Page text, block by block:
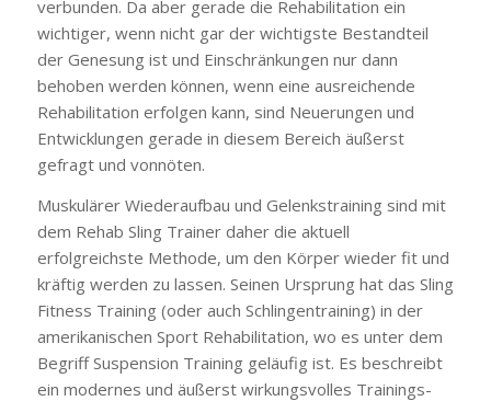
verbunden. Da aber gerade die Rehabilitation ein
wichtiger, wenn nicht gar der wichtigste Bestandteil
der Genesung ist und Einschränkungen nur dann
behoben werden können, wenn eine ausreichende
Rehabilitation erfolgen kann, sind Neuerungen und
Entwicklungen gerade in diesem Bereich äußerst
gefragt und vonnöten.
Muskulärer Wiederaufbau und Gelenkstraining sind mit
dem Rehab Sling Trainer daher die aktuell
erfolgreichste Methode, um den Körper wieder fit und
kräftig werden zu lassen. Seinen Ursprung hat das Sling
Fitness Training (oder auch Schlingentraining) in der
amerikanischen Sport Rehabilitation, wo es unter dem
Begriff Suspension Training geläufig ist. Es beschreibt
ein modernes und äußerst wirkungsvolles Trainings-